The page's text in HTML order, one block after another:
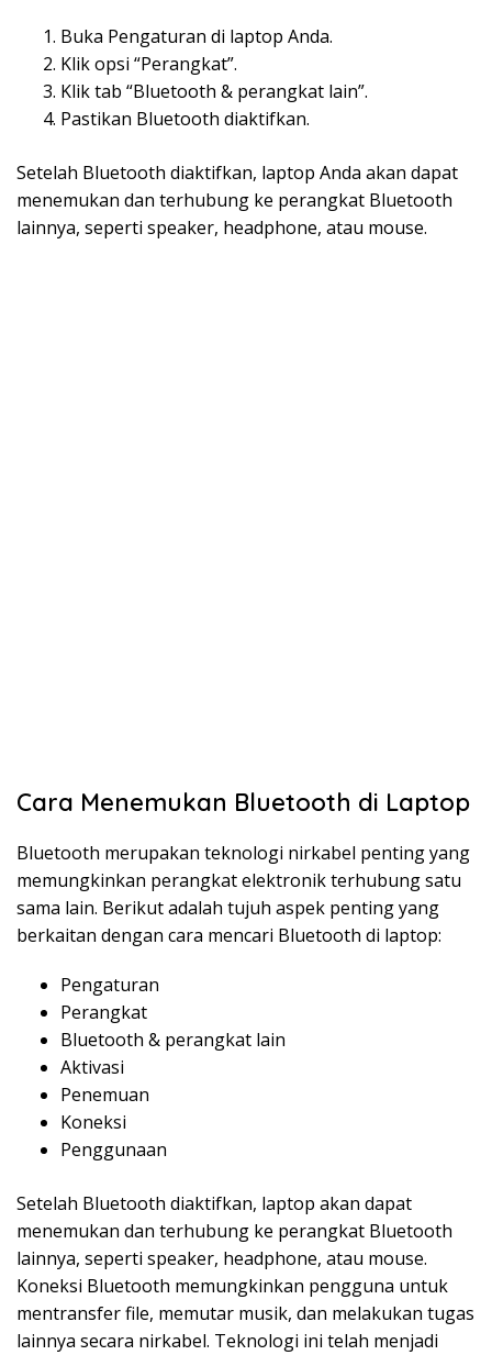
Buka Pengaturan di laptop Anda.
Klik opsi “Perangkat”.
Klik tab “Bluetooth & perangkat lain”.
Pastikan Bluetooth diaktifkan.
Setelah Bluetooth diaktifkan, laptop Anda akan dapat
menemukan dan terhubung ke perangkat Bluetooth
lainnya, seperti speaker, headphone, atau mouse.
Cara Menemukan Bluetooth di Laptop
Bluetooth merupakan teknologi nirkabel penting yang
memungkinkan perangkat elektronik terhubung satu
sama lain. Berikut adalah tujuh aspek penting yang
berkaitan dengan cara mencari Bluetooth di laptop:
Pengaturan
Perangkat
Bluetooth & perangkat lain
Aktivasi
Penemuan
Koneksi
Penggunaan
Setelah Bluetooth diaktifkan, laptop akan dapat
menemukan dan terhubung ke perangkat Bluetooth
lainnya, seperti speaker, headphone, atau mouse.
Koneksi Bluetooth memungkinkan pengguna untuk
mentransfer file, memutar musik, dan melakukan tugas
lainnya secara nirkabel. Teknologi ini telah menjadi